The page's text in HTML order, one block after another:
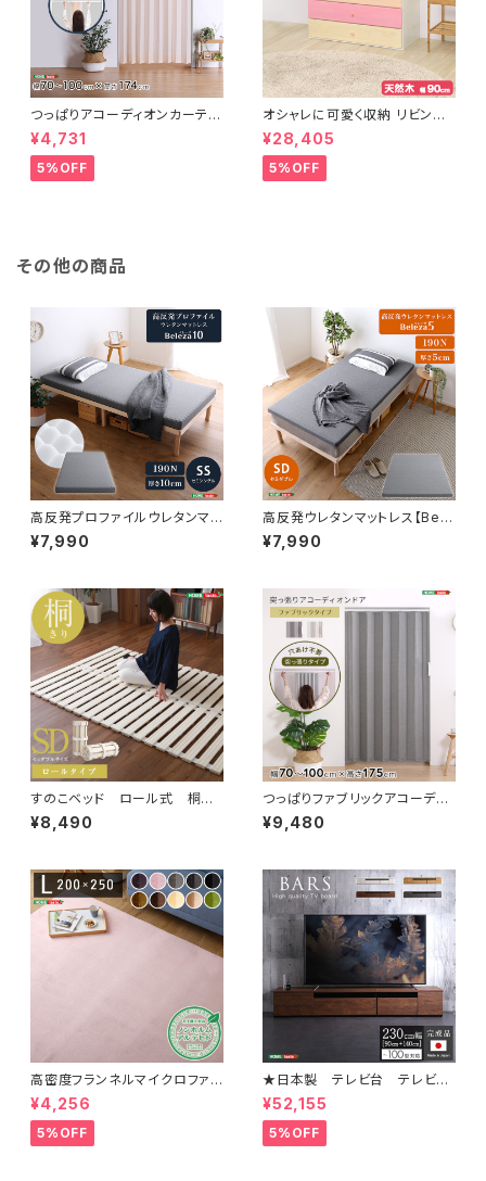
つっぱりアコーディオンカーテ
ン 100×174cm SH-16-TA
DC
¥4,731
5%OFF
オシャレに可愛く収納 リビング
用ローチェスト 4段 幅90cm
天然木（桐）日本製｜petora-
ペトラ- SH-08-PTR90
¥28,405
5%OFF
その他の商品
高反発プロファイルウレタンマッ
トレス【Beleza10-ベレーザ・テ
ン-】(セミシングル) ORM-10
¥7,990
高反発ウレタンマットレス【Bele
za5-ベレーザ・ファイブ-】(セミ
ダブル) ORM-05SD
¥7,990
すのこベッド ロール式 桐仕
様(セミダブル)【Schlaf-シュラ
フ-】 桐 すのこ ロール式
KIR-R-SD
¥8,490
つっぱりファブリックアコーディ
オンドア 100×175cm SH-1
6-TFAD
¥9,480
高密度フランネルマイクロファイ
バー・ラグマットLサイズ（200×2
50cm）洗えるラグマット｜ナル
トレア
¥4,256
5%OFF
★日本製 テレビ台 テレビボ
ード 230cm幅 【BARS-バ
ース-】 SH-24-BR230
¥52,155
5%OFF